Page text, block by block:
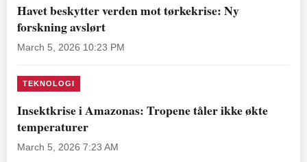
Havet beskytter verden mot tørkekrise: Ny
forskning avslørt
March 5, 2026 10:23 PM
TEKNOLOGI
Insektkrise i Amazonas: Tropene tåler ikke økte
temperaturer
March 5, 2026 7:23 AM